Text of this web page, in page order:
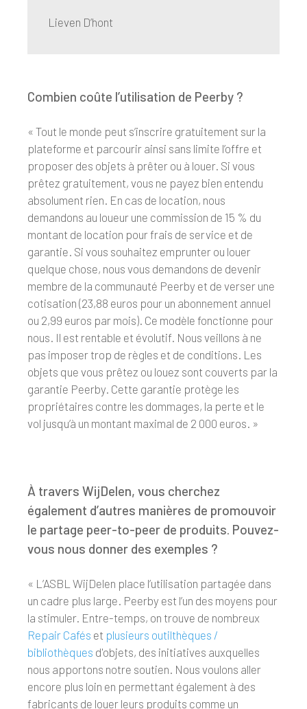
Lieven D’hont
Combien coûte l’utilisation de Peerby ?
« Tout le monde peut s’inscrire gratuitement sur la
plateforme et parcourir ainsi sans limite l’offre et
proposer des objets à prêter ou à louer. Si vous
prêtez gratuitement, vous ne payez bien entendu
absolument rien. En cas de location, nous
demandons au loueur une commission de 15 % du
montant de location pour frais de service et de
garantie. Si vous souhaitez emprunter ou louer
quelque chose, nous vous demandons de devenir
membre de la communauté Peerby et de verser une
cotisation (23,88 euros pour un abonnement annuel
ou 2,99 euros par mois). Ce modèle fonctionne pour
nous. Il est rentable et évolutif. Nous veillons à ne
pas imposer trop de règles et de conditions. Les
objets que vous prêtez ou louez sont couverts par la
garantie Peerby. Cette garantie protège les
propriétaires contre les dommages, la perte et le
vol jusqu’à un montant maximal de 2 000 euros. »
À travers WijDelen, vous cherchez
également d’autres manières de promouvoir
le partage peer-to-peer de produits. Pouvez-
vous nous donner des exemples ?
« L’ASBL WijDelen place l’utilisation partagée dans
un cadre plus large. Peerby est l’un des moyens pour
la stimuler. Entre-temps, on trouve de nombreux
Repair Cafés et plusieurs outilthèques /
bibliothèques d'objets, des initiatives auxquelles
nous apportons notre soutien. Nous voulons aller
encore plus loin en permettant également à des
fabricants de louer leurs produits comme un